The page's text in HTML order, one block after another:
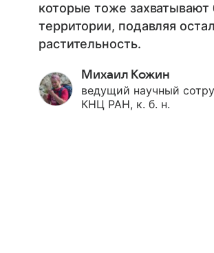
которые тоже
территории, подавляя
растительность.
Михаил Кожин
ведущий научный
КНЦ РАН, к. б. н.